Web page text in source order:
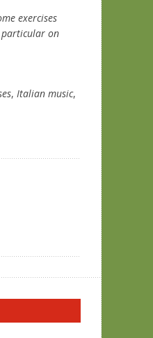
exercises
particular on
, Italian music,